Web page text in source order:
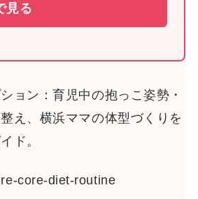
見る
ョン：育児中の抱っこ姿勢・
え、横浜ママの体型づくりを
ド。
core-diet-routine